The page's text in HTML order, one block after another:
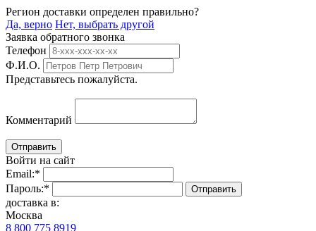
Регион доставки определен правильно?
Да, верно Нет, выбрать другой
Заявка обратного звонка
Телефон
Ф.И.О.
Представьтесь пожалуйста.
Комментарий
Войти на сайт
Email:*
Пароль:*
доставка в:
Москва
8 800 775 8919